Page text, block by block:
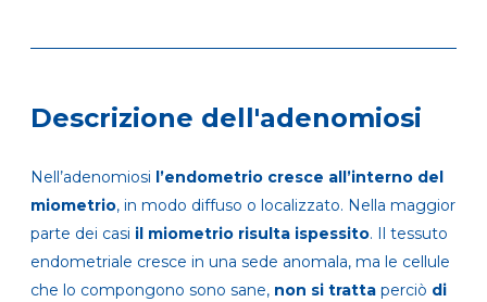
Descrizione dell'adenomiosi
Nell’adenomiosi l’endometrio cresce all’interno del
miometrio, in modo diffuso o localizzato. Nella maggior
parte dei casi il miometrio risulta ispessito. Il tessuto
endometriale cresce in una sede anomala, ma le cellule
che lo compongono sono sane, non si tratta perciò di